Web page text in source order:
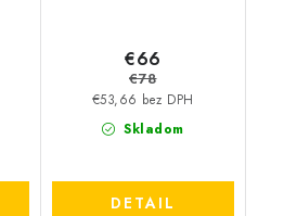
Skladom
€53,66 bez DPH
€66
€78
DETAIL